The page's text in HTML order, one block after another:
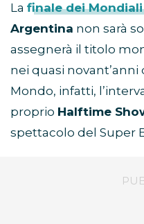
La finale dei Mondiali
Argentina non sarà
assegnerà il titolo
nei quasi novant’anni
Mondo, infatti,
proprio Halftime
spettacolo del Super